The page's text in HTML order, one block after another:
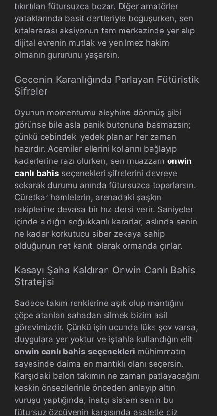
tıkırtıları fütursuzca bozar. Diğer amatörler
yataklarında basit dertleriyle boğuşurken, sen
kıtalararası aksiyonun tam merkezinde yer alıp
dijital evrenin mutlak ve yenilmez hakimi
olmanın gururunu yaşarsın.
Gecenin Karanlığında Parlayan Fütüristik
Şifreler
Oyunun momentumu aleyhine dönmüş gibi
görünse bile asla panik butonuna basmazsın;
çünkü cebindeki yedek planlar her zaman
hazırdır. Acemiler ellerini kollarını bağlayıp
kaderlerine razı olurken, sen muazzam onwin
canlı bahis seçenekleri şifrelerini devreye
sokarak durumu anında fütursuzca toparlarsın.
Cüretkar hamlelerin, arenadaki şaşkın
rakiplerine devasa bir hız dersi verir. Saniyeler
içinde aldığın soğukkanlı kararlar, aslında senin
ne kadar korkutucu siber zekaya sahip
olduğunun net kanıtı olarak ormanda çınlar.
Kasayı Şaha Kaldıran Onwin Canlı Bahis
Stratejisi
Sadece takım renklerine aşık olup mantığını
çöpe atanları sahadan silmek bizim asil
görevimizdir. Çünkü işin ucunda lüks şov varsa,
duygulara yer yoktur ve iştahla kullandığın elit
onwin canlı bahis seçenekleri mühimmatın
sayesinde daima en mantıklı olanı seçersin.
Karşıdaki balon takımın ne zaman patlayacağını
keskin önsezilerinle önceden anlayıp altın
vuruşu yaptığında, inatçı sistem senin bu
fütursuz özgüvenin karşısında asaletle diz